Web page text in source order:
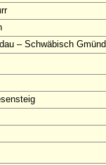
– Schwäbisch Gmünd